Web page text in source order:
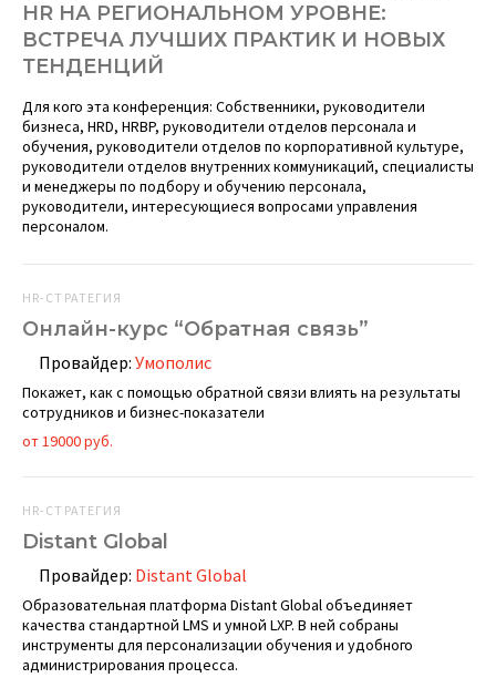
HR НА РЕГИОНАЛЬНОМ УРОВНЕ:
ВСТРЕЧА ЛУЧШИХ ПРАКТИК И НОВЫХ
ТЕНДЕНЦИЙ
Для кого эта конференция: Собственники, руководители
бизнеса, HRD, HRBP, руководители отделов персонала и
обучения, руководители отделов по корпоративной культуре,
руководители отделов внутренних коммуникаций, специалисты
и менеджеры по подбору и обучению персонала,
руководители, интересующиеся вопросами управления
персоналом.
HR-СТРАТЕГИЯ
Онлайн-курс “Обратная связь”
Провайдер: Умополис
Покажет, как с помощью обратной связи влиять на результаты
сотрудников и бизнес-показатели
от 19000 руб.
HR-СТРАТЕГИЯ
Distant Global
Провайдер: Distant Global
Образовательная платформа Distant Global объединяет
качества стандартной LMS и умной LXP. В ней собраны
инструменты для персонализации обучения и удобного
администрирования процесса.